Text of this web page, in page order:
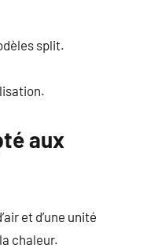
split.
aux
et d’une unité
chaleur.